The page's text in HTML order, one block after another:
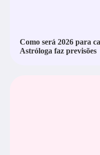
Como será 2026 para
Astróloga faz previsões